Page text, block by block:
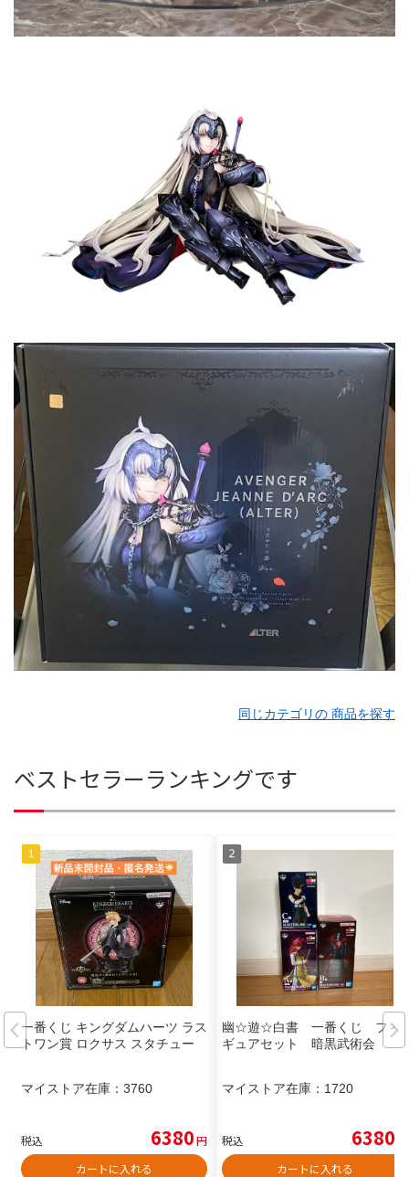
同じカテゴリの 商品を探す
ベストセラーランキングです
一番くじ キングダムハーツ ラス
トワン賞 ロクサス スタチュー
マイストア在庫： 3760
税込 6380円
カートに入れる
幽☆遊☆白書 一番くじ フィ
ギュアセット 暗黒武術会
マイストア在庫： 1720
税込 6380
カートに入れる